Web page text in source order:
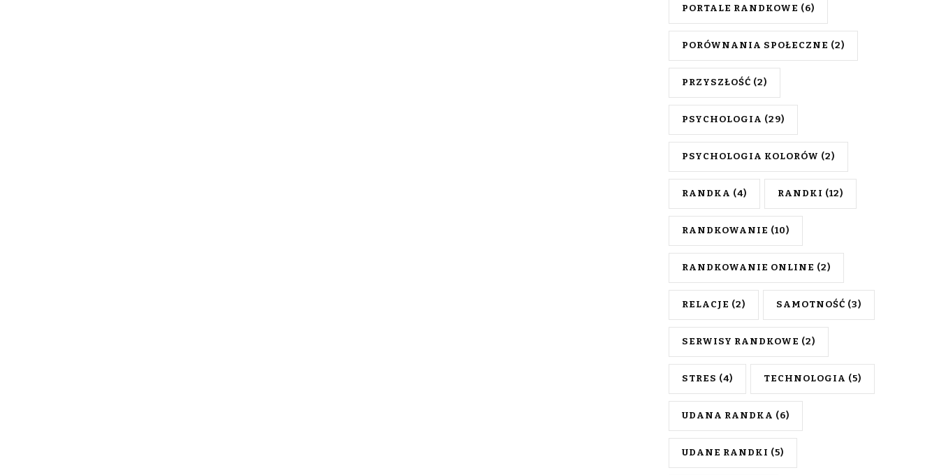
PORTALE RANDKOWE (6)
PORÓWNANIA SPOŁECZNE (2)
PRZYSZŁOŚĆ (2)
PSYCHOLOGIA (29)
PSYCHOLOGIA KOLORÓW (2)
RANDKA (4) RANDKI (12)
RANDKOWANIE (10)
RANDKOWANIE ONLINE (2)
RELACJE (2) SAMOTNOŚĆ (3)
SERWISY RANDKOWE (2)
STRES (4) TECHNOLOGIA (5)
UDANA RANDKA (6)
UDANE RANDKI (5)